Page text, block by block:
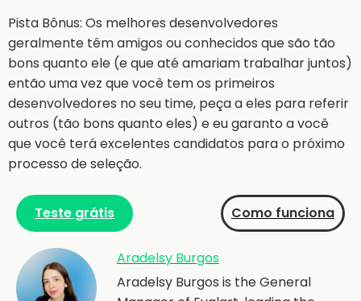
Pista Bônus: Os melhores desenvolvedores
geralmente têm amigos ou conhecidos que são tão
bons quanto ele (e que até amariam trabalhar juntos)
então uma vez que você tem os primeiros
desenvolvedores no seu time, peça a eles para referir
outros (tão bons quanto eles) e eu garanto a você
que você terá excelentes candidatos para o próximo
processo de seleção.
Teste grátis Como funciona
Aradelsy Burgos
Aradelsy Burgos is the General